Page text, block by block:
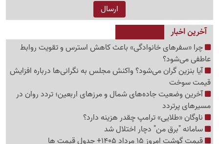
آخرین اخبار
چرا «سفرهای خانوادگی» باعث کاهش استرس و تقویت روابط
عاطفی می‌شود؟
آیا بنزین گران می‌شود؟ واکنش مجلس به نگرانی‌ها درباره افزایش
قیمت سوخت
آخرین وضعیت جاده‌های شمال و مرزهای اربعین؛ تردد روان در
مسیرهای پرتردد
ناوگان «طلایی» ترامپ چقدر هزینه دارد؟
سامانه "برق من" دچار اختلال شد
قیمت گوشت امروز 15 مرداد 1405+ جدول قیمت ها